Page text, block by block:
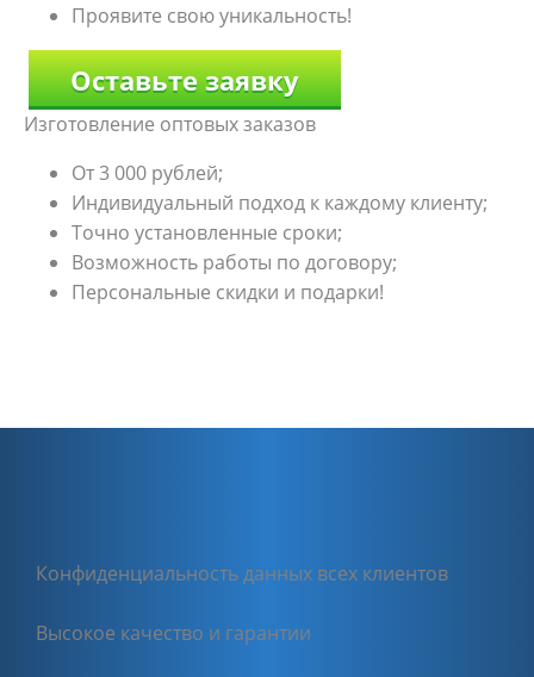
Проявите свою уникальность!
Оставьте заявку
Изготовление оптовых заказов
От 3 000 рублей;
Индивидуальный подход к каждому клиенту;
Точно установленные сроки;
Возможность работы по договору;
Персональные скидки и подарки!
Конфиденциальность данных всех клиентов
Высокое качество и гарантии